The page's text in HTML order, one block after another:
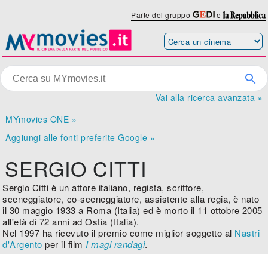
Parte del gruppo e
Vai alla ricerca avanzata »
MYmovies ONE »
Aggiungi alle fonti preferite Google »
SERGIO CITTI
Sergio Citti è un attore italiano, regista, scrittore,
sceneggiatore, co-sceneggiatore, assistente alla regia, è nato
il 30 maggio 1933 a Roma (Italia) ed è morto il 11 ottobre 2005
all'età di 72 anni ad Ostia (Italia).
Nel 1997 ha ricevuto il premio come miglior soggetto al Nastri
d'Argento per il filmI magi randagi.